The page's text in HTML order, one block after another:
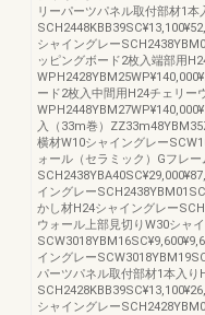
リーパーツパネル取付部材1本
シャイングレー
ッピングボード2枚入端部用
ード2枚入中間用H24チェリー
入（33m巻）
横材W10シャイングレー
ォール（セラミック）Gフレ
イングレー
かし材H24シャイングレー
ウォール上部見切りW30シャ
イングレー
パーツパネル取付部材1本入り
シャイングレー